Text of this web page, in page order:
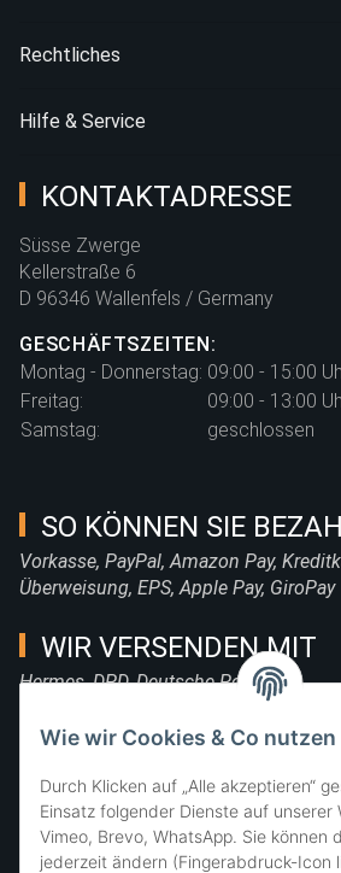
Wie wir Cookies & Co nutzen
Durch Klicken auf „Alle akzeptieren“
Einsatz folgender Dienste auf unserer
Vimeo, Brevo, WhatsApp. Sie können
jederzeit ändern (Fingerabdruck-Icon
Rechtliches
Hilfe & Service
KONTAKTADRESSE
Süsse Zwerge
Kellerstraße 6
D 96346 Wallenfels / Germany
GESCHÄFTSZEITEN:
Montag - Donnerstag: 09:00 - 15:00
Freitag:
09:00 - 13:00
Samstag:
geschlossen
SO KÖNNEN SIE
Vorkasse, PayPal, Amazon Pay,
Überweisung, EPS, Apple Pay, GiroPay
WIR VERSENDEN MIT
Hermes, DPD, Deutsche Post, DHL
FOLGE UNS